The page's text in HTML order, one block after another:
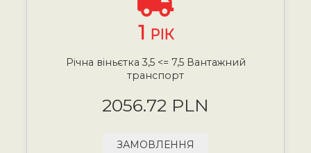
1 РІК
Річна віньєтка 3,5 <= 7,5 Вантажний
транспорт
2056.72 PLN
ЗАМОВЛЕННЯ